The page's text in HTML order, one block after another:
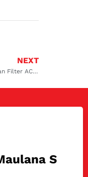
NEXT
5 Cara Bersihkan Filter AC Mobil APV & Merawatnya Agar Awet
S